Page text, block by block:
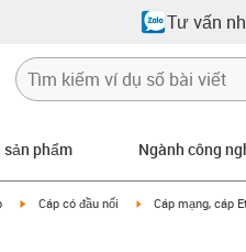
Tư vấn
phẩm Ngành công
igus-icon-arrow-right
Cáp có đầu nối igus-icon-arrow-
Cáp mạng, cáp